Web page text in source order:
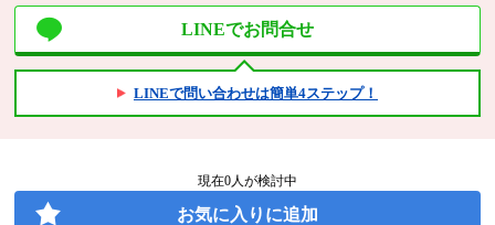
LINEでお問合せ
LINEで問い合わせは簡単4ステップ！
現在0人が検討中
お気に入りに追加